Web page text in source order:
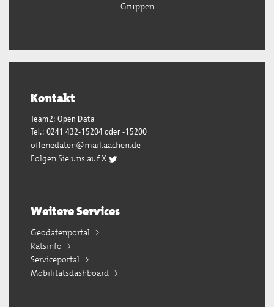
Gruppen
Kontakt
Team2: Open Data
Tel.: 0241 432-15204 oder -15200
offenedaten@mail.aachen.de
Folgen Sie uns auf X
Weitere Services
Geodatenportal
Ratsinfo
Serviceportal
Mobilitätsdashboard